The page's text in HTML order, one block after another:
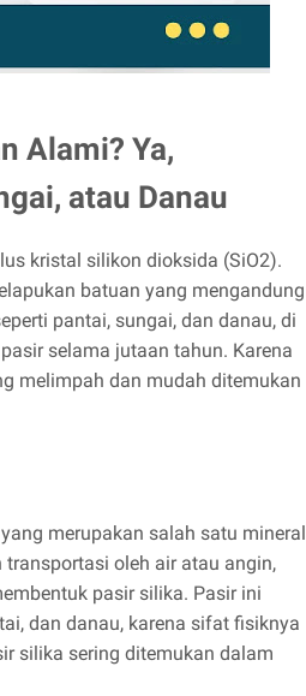
Alami? Ya,
atau Danau
kristal silikon dioksida (SiO2).
batuan yang mengandung
pantai, sungai, dan danau, di
selama jutaan tahun. Karena
melimpah dan mudah ditemukan
merupakan salah satu mineral
oleh air atau angin,
pasir silika. Pasir ini
dan danau, karena sifat fisiknya
silika sering ditemukan dalam